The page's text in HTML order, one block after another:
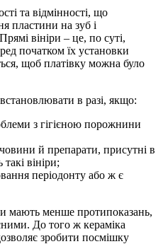
та відмінності, що
пластини на зуб і
вініри – це, по суті,
початком їх установки
щоб платівку можна було
в разі, якщо:
з гігієною порожнини
й препарати, присутні в
такі вініри;
періодонту або ж є
мають менше протипоказань,
До того ж кераміка
зробити посмішку